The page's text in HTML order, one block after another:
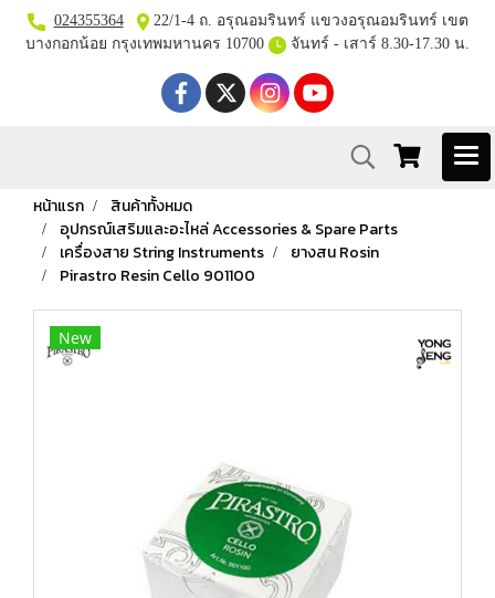
024355364
22/1-4 ถ. อรุณอมรินทร์ แขวงอรุณอมรินทร์ เขต
บางกอกน้อย กรุงเทพมหานคร 10700
จันทร์ - เสาร์ 8.30-17.30 น.
หน้าแรก
สินค้าทั้งหมด
อุปกรณ์เสริมและอะไหล่ Accessories & Spare Parts
เครื่องสาย String Instruments
ยางสน Rosin
Pirastro Resin Cello 901100
New